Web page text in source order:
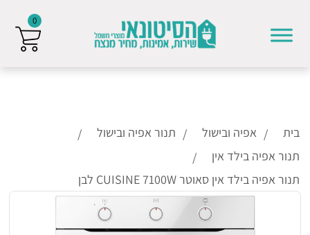
בית אפיה ובישול
תנור אפיה ובישול
תנור אפיה בילד אין
תנור אפיה בילד אין סאוטר CUISINE 7100W לבן
0